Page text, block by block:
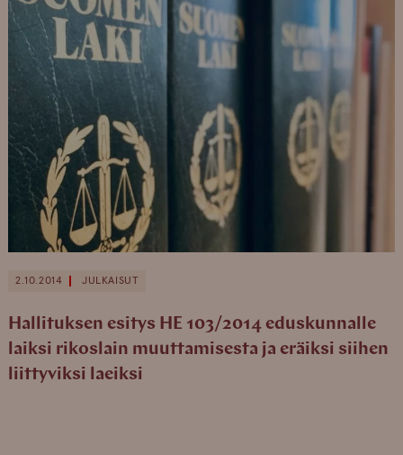
2.10.2014 JULKAISUT
Hallituksen esitys HE 103/2014 eduskunnalle
laiksi rikoslain muuttamisesta ja eräiksi siihen
liittyviksi laeiksi